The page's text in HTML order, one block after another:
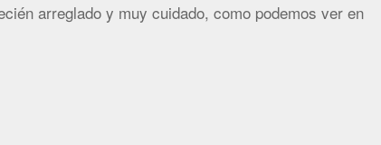
arreglado y muy cuidado, como podemos ver en